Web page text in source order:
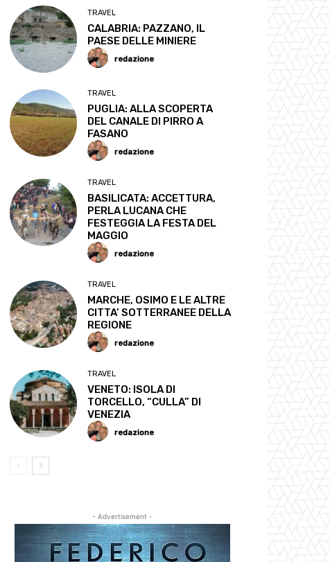
TRAVEL
CALABRIA: PAZZANO, IL
PAESE DELLE MINIERE
redazione
TRAVEL
PUGLIA: ALLA SCOPERTA
DEL CANALE DI PIRRO A
FASANO
redazione
TRAVEL
BASILICATA: ACCETTURA,
PERLA LUCANA CHE
FESTEGGIA LA FESTA DEL
MAGGIO
redazione
TRAVEL
MARCHE, OSIMO E LE ALTRE
CITTA’ SOTTERRANEE DELLA
REGIONE
redazione
TRAVEL
VENETO: ISOLA DI
TORCELLO, “CULLA” DI
VENEZIA
redazione
- Advertisement -